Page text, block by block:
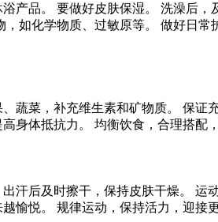
产品。 要做好皮肤保湿。 洗澡后，
如化学物质、过敏原等。 做好日常
蔬菜，补充维生素和矿物质。 保证
身体抵抗力。 均衡饮食，合理搭配
汗后及时擦干，保持皮肤干燥。 运
愉悦。 规律运动，保持活力，迎接